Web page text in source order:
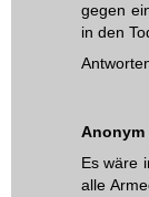
gegen
in den
Anonym
Es wäre
alle